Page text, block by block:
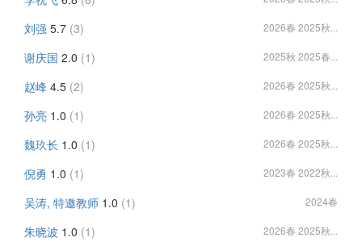
刘强 5.7 (3) 2026春 2025秋...
谢庆国 2.0 (1) 2025秋 2025春...
赵峰 4.5 (2) 2026春 2025秋...
孙亮 1.0 (1) 2026春 2025秋...
魏玖长 1.0 (1) 2026春 2025秋...
倪勇 1.0 (1) 2023春 2022秋...
吴涛, 特邀教师 1.0 (1) 2024春
朱晓波 1.0 (1) 2026春 2025秋...